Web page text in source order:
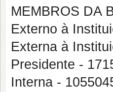
MEMBROS DA
Externo à
Externa à
Presidente -
Interna -